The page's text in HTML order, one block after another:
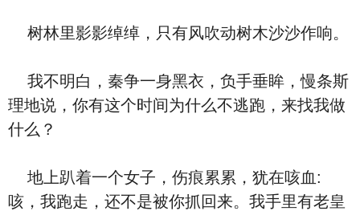
树林里影影绰绰，只有风吹动树木沙沙作响。
我不明白，秦争一身黑衣，负手垂眸，慢条斯
理地说，你有这个时间为什么不逃跑，来找我做
什么？
地上趴着一个女子，伤痕累累，犹在咳血:
咳，我跑走，还不是被你抓回来。我手里有老皇